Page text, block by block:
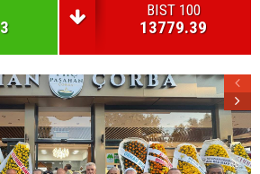
BIST 100
13779.39